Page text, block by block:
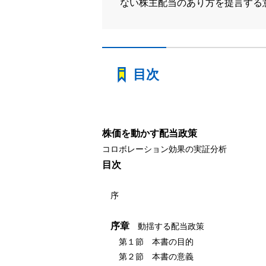
ない株主配当のあり方を提言する
目次
株価を動かす配当政策
コロボレーション効果の実証分析
目次
序
序章 動揺する配当政策
第１節 本書の目的
第２節 本書の意義